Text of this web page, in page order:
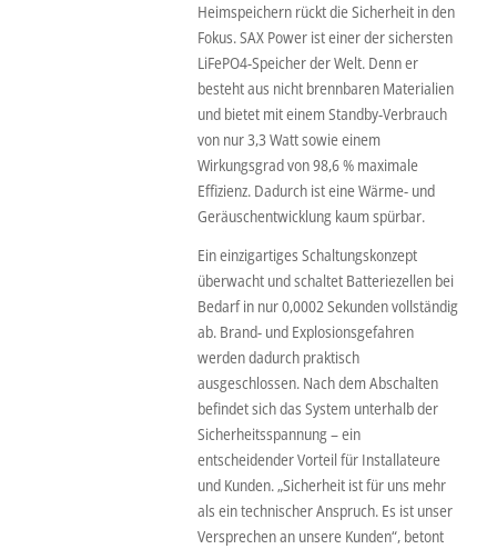
Heimspeichern rückt die Sicherheit in den
Fokus. SAX Power ist einer der sichersten
LiFePO4-Speicher der Welt. Denn er
besteht aus nicht brennbaren Materialien
und bietet mit einem Standby-Verbrauch
von nur 3,3 Watt sowie einem
Wirkungsgrad von 98,6 % maximale
Effizienz. Dadurch ist eine Wärme- und
Geräuschentwicklung kaum spürbar.
Ein einzigartiges Schaltungskonzept
überwacht und schaltet Batteriezellen bei
Bedarf in nur 0,0002 Sekunden vollständig
ab. Brand- und Explosionsgefahren
werden dadurch praktisch
ausgeschlossen. Nach dem Abschalten
befindet sich das System unterhalb der
Sicherheitsspannung – ein
entscheidender Vorteil für Installateure
und Kunden. „Sicherheit ist für uns mehr
als ein technischer Anspruch. Es ist unser
Versprechen an unsere Kunden“, betont